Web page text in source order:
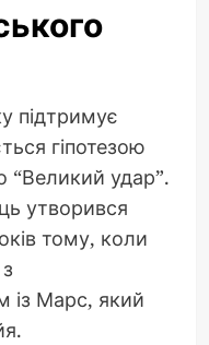
підтримує
гіпотезою
“Великий удар”.
утворився
тому, коли
із Марс, який